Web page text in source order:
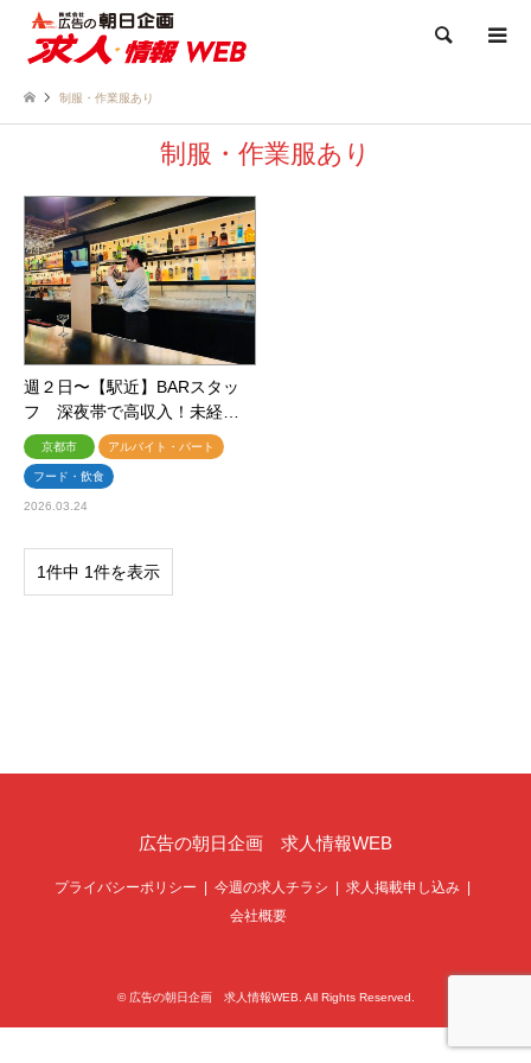
検索
制服・作業服あり
制服・作業服あり
週２日〜【駅近】BARスタッ
フ 深夜帯で高収入！未経…
京都市 アルバイト・パート
フード・飲食
2026.03.24
1件中 1件を表示
広告の朝日企画 求人情報WEB
プライバシーポリシー 今週の求人チラシ
求人掲載申し込み
会社概要
© 広告の朝日企画 求人情報WEB. All Rights Reserved.